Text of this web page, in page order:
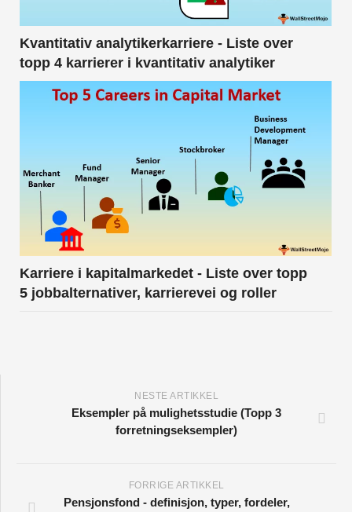
Kvantitativ analytikerkarriere - Liste over
topp 4 karrierer i kvantitativ analytiker
Karriere i kapitalmarkedet - Liste over topp
5 jobbalternativer, karrierevei og roller
NESTE ARTIKKEL
Eksempler på mulighetsstudie (Topp 3
forretningseksempler)
FORRIGE ARTIKKEL
Pensjonsfond - definisjon, typer, fordeler,